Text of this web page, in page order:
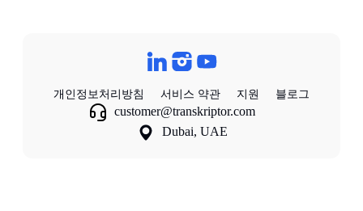
개인정보처리방침 서비스 약관 지원 블로그
customer@transkriptor.com
Dubai, UAE